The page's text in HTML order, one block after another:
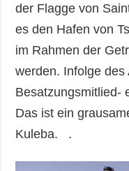
der Flagge von
es den Hafen von
im Rahmen der
werden. Infolge des
Besatzungsmitlied-
Das ist ein
Kuleba. .